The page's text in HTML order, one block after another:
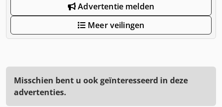
Advertentie melden
Meer veilingen
Misschien bent u ook geïnteresseerd in deze
advertenties.